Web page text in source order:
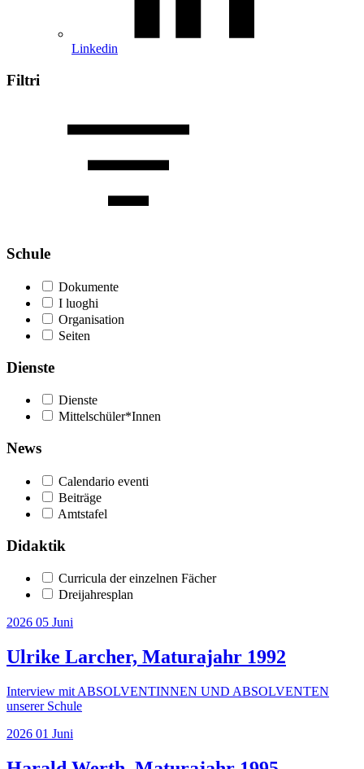
Linkedin
Filtri
Schule
Dokumente
I luoghi
Organisation
Seiten
Dienste
Dienste
Mittelschüler*Innen
News
Calendario eventi
Beiträge
Amtstafel
Didaktik
Curricula der einzelnen Fächer
Dreijahresplan
2026 05 Juni
Ulrike Larcher, Maturajahr 1992
Interview mit ABSOLVENTINNEN UND ABSOLVENTEN
unserer Schule
2026 01 Juni